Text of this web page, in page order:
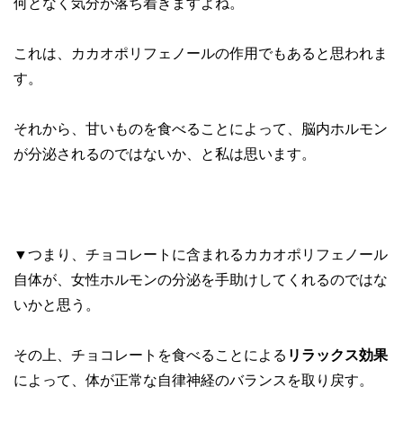
何となく気分が落ち着きますよね。
これは、カカオポリフェノールの作用でもあると思われま
す。
それから、甘いものを食べることによって、脳内ホルモン
が分泌されるのではないか、と私は思います。
▼つまり、チョコレートに含まれるカカオポリフェノール
自体が、女性ホルモンの分泌を手助けしてくれるのではな
いかと思う。
その上、チョコレートを食べることによる リラックス効果
によって、体が正常な自律神経のバランスを取り戻す。